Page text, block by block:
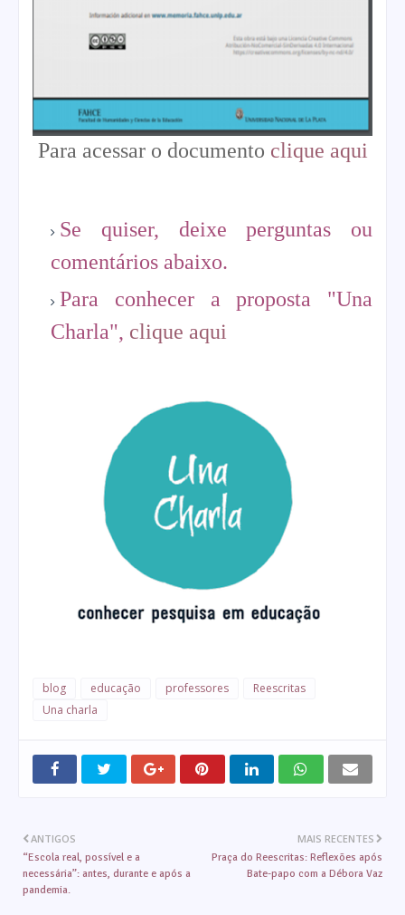
Para acessar o documento clique aqui
Se quiser, deixe perguntas ou
comentários abaixo.
Para conhecer a proposta "Una
Charla", clique aqui
blog educação professores
Reescritas
Una charla
MAIS RECENTES
Praça do Reescritas: Reflexões após
Bate-papo com a Débora Vaz
ANTIGOS
“Escola real, possível e a
necessária”: antes, durante e após a
pandemia.